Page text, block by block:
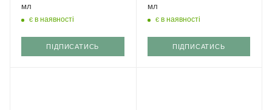
мл
є в наявності
ПІДПИСАТИСЬ
мл
є в наявності
ПІДПИСАТИСЬ